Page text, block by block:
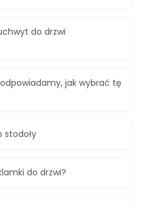
do drzwi
jak wybrać tę
stodoły
do drzwi?